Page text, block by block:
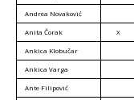
Andrea Novaković
Anita Čorak X
Ankica Klobučar
Ankica Varga
Ante Filipović